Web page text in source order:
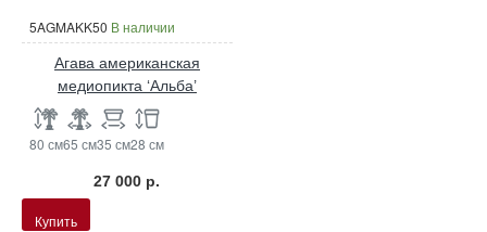
5AGMAKK50 В наличии
Агава американская
медиопикта ‘Альба’
80 см65 см35 см28 см
27 000 р.
Купить